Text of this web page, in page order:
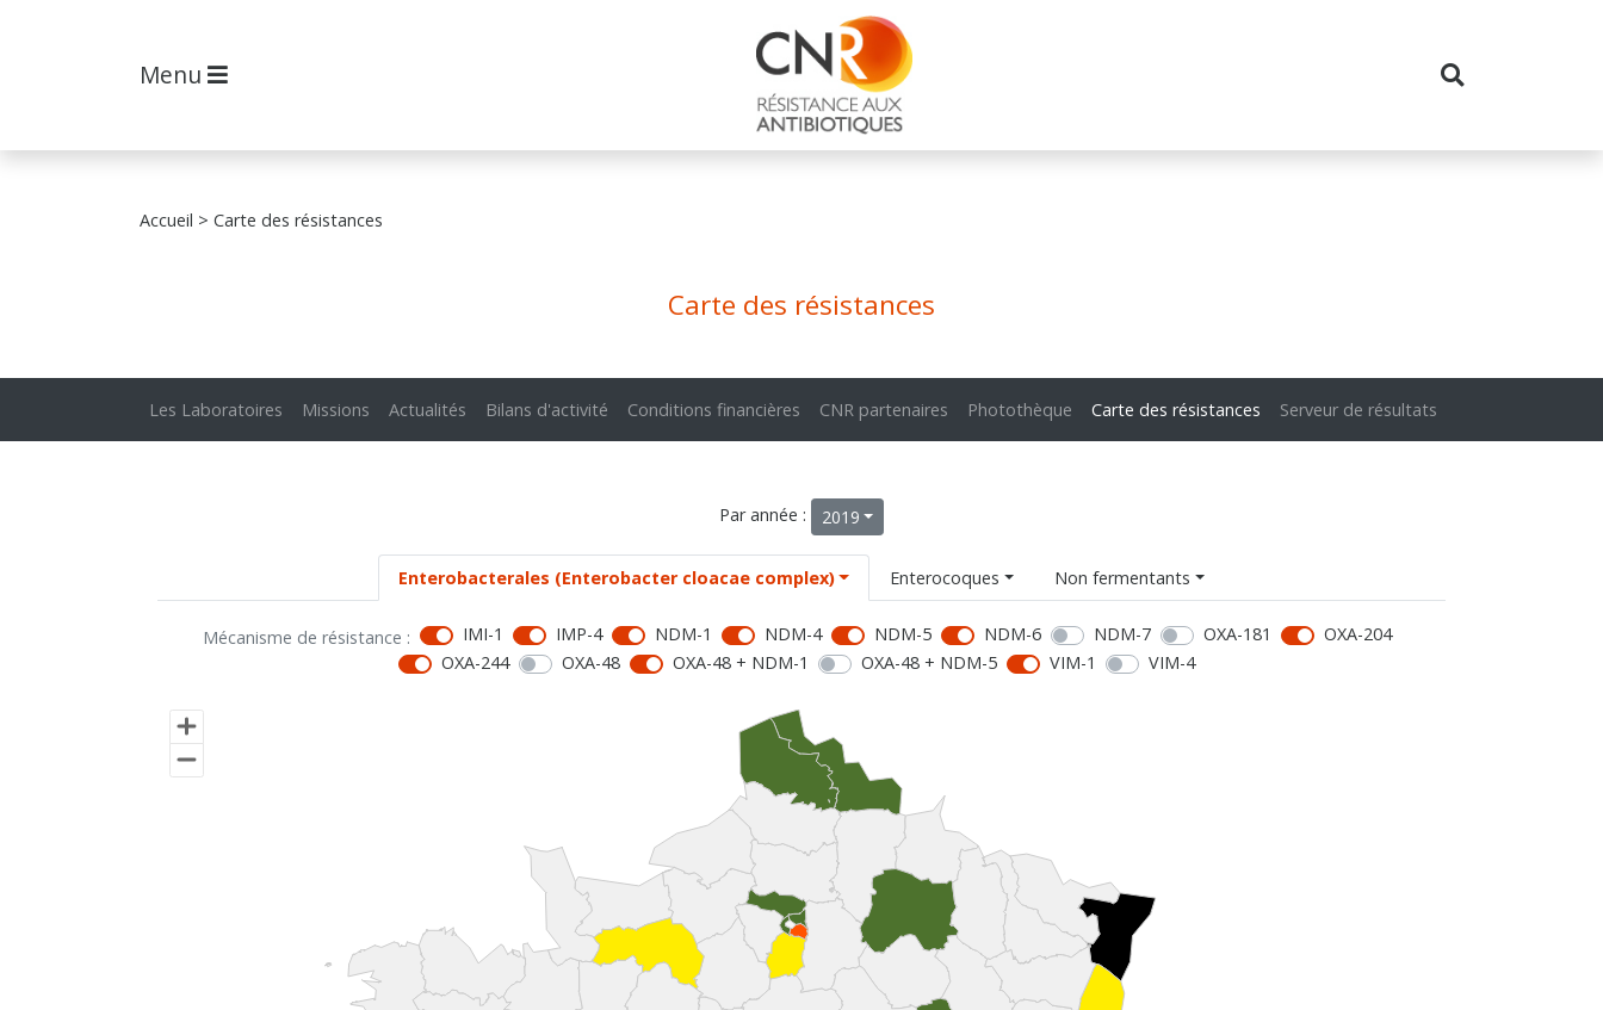
Menu
Accueil > Carte des résistances
Carte des résistances
Les Laboratoires Missions Actualités Bilans d'activité Conditions financières CNR partenaires Photothèque Carte des résistances Serveur de résultats
Par année : 2019
Enterobacterales (Enterobacter cloacae complex) Enterocoques Non fermentants
Mécanisme de résistance : IMI-1 IMP-4 NDM-1 NDM-4 NDM-5 NDM-6 NDM-7 OXA-181
OXA-204
OXA-244
OXA-48 OXA-48 + NDM-1 OXA-48 + NDM-5 VIM-1 VIM-4